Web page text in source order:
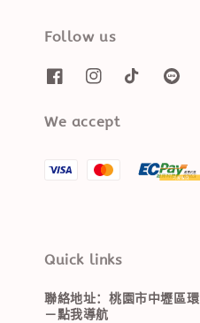
Follow us
We accept
Quick links
聯絡地址：桃園市中壢區
－點我導航